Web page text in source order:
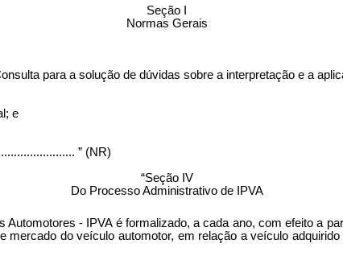
Seção I
Normas Gerais
para a solução de dúvidas sobre a interpretação e a
e
” (NR)
“Seção IV
Do Processo Administrativo de IPVA
- IPVA é formalizado, a cada ano, com efeito a
mercado do veículo automotor, em relação a veículo